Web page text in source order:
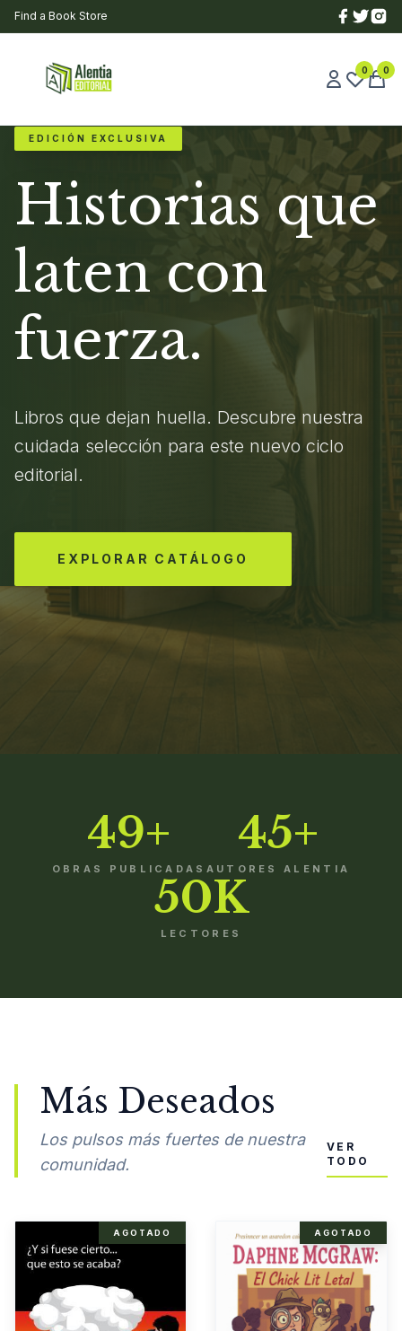
Find a Book Store
0 0
EDICIÓN EXCLUSIVA
Historias que
laten con
fuerza.
Libros que dejan huella. Descubre nuestra
cuidada selección para este nuevo ciclo
editorial.
EXPLORAR CATÁLOGO
49+
OBRAS PUBLICADAS
45+
AUTORES ALENTIA
50K
LECTORES
Más Deseados
Los pulsos más fuertes de nuestra
comunidad.
VER
TODO
AGOTADO AGOTADO